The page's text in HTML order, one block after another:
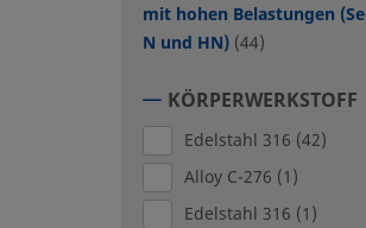
mit hohen Belastungen
N und HN) (44)
KÖRPERWERKSTOFF
Edelstahl 316 (42)
Alloy C-276 (1)
Edelstahl 316 (1)